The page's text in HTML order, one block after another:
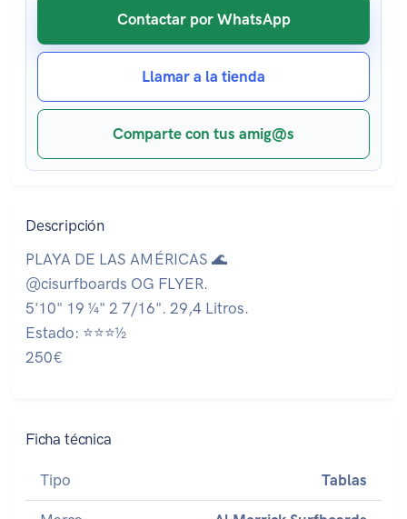
Contactar por WhatsApp
Llamar a la tienda
Comparte con tus amig@s
Descripción
PLAYA DE LAS AMÉRICAS 🌊
@cisurfboards OG FLYER.
5'10" 19 ¼" 2 7/16". 29,4 Litros.
Estado: ⭐⭐⭐½
250€
Ficha técnica
Tipo Tablas